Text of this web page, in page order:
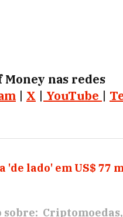
nas redes
| X | YouTube |
'de lado' em US$
sobre: Criptomoedas